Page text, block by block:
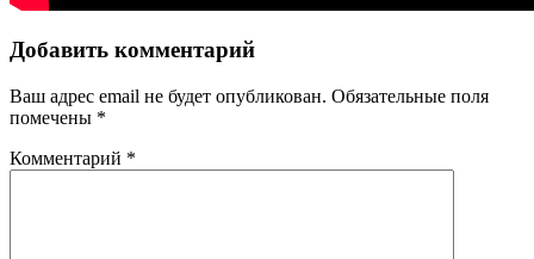
Добавить комментарий
Ваш адрес email не будет опубликован. Обязательные поля
помечены *
Комментарий *